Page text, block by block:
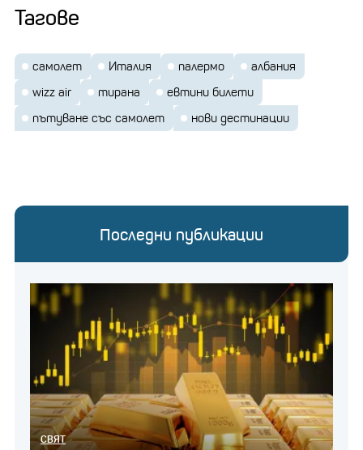
Тагове
самолет Италия палермо
албания
wizz air
тирана
евтини билети
пътуване със самолет
нови дестинации
Последни публикации
СВЯТ